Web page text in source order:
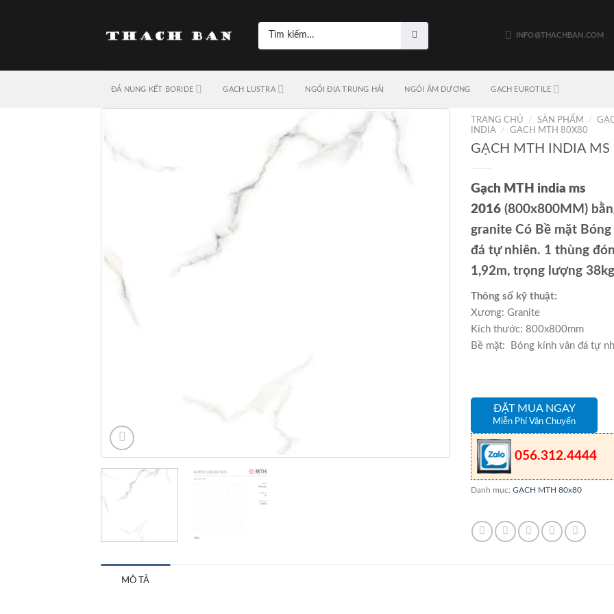
kiếm:
INFO@THACHBAN.COM
ĐÁ NUNG KẾT BORIDE GẠCH LUSTRA NGÓI ĐỊA TRUNG HẢI NGÓI ÂM DƯƠNG GẠCH EUROTILE
TRANG CHỦ / SẢN PHẨM /
INDIA
/ GẠCH MTH 80X80
GẠCH MTH INDIA
Gạch MTH india ms
2016 (800x800MM)
granite Có Bề mặt
đá tự nhiên. 1 thùng
1,92m, trọng lượng
Thông số kỹ thuật:
Xương: Granite
Kích thước: 800x800mm
Bề mặt: Bóng kính vân đá tự
ĐẶT MUA NGAY
Miễn Phí Vận Chuyển
056.312.4444
Danh mục: GẠCH MTH 80x80
MÔ TẢ